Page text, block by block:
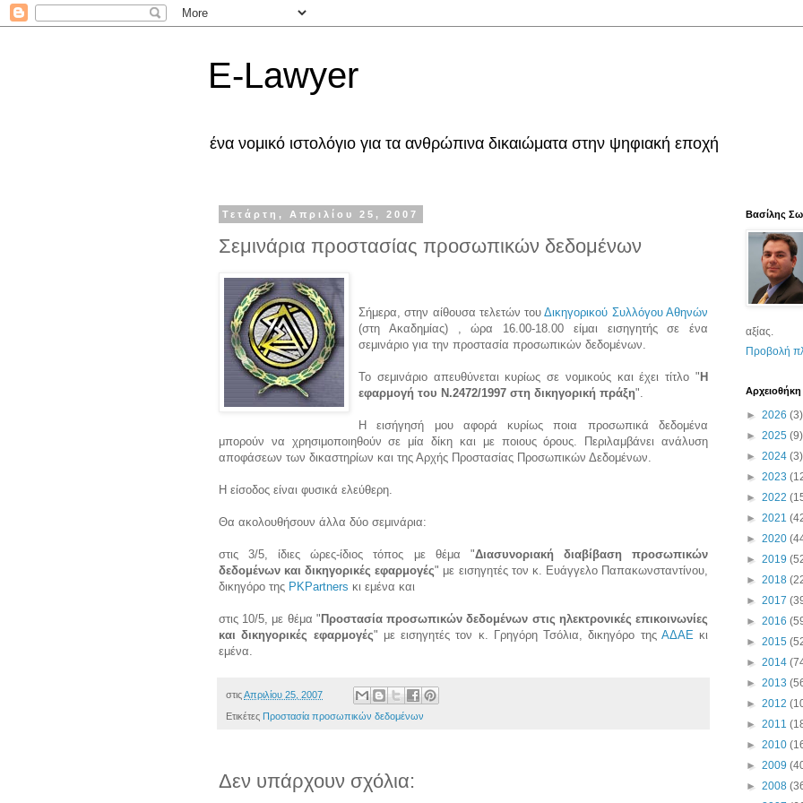
E-Lawyer
ένα νομικό ιστολόγιο για τα ανθρώπινα δικαιώματα στην ψηφιακή εποχή
Τετάρτη, Απριλίου 25, 2007
Σεμινάρια προστασίας προσωπικών δεδομένων
Σήμερα, στην αίθουσα τελετών τουΔικηγορικού Συλλόγου Αθηνών
(στη Ακαδημίας) , ώρα 16.00-18.00 είμαι εισηγητής σε ένα
σεμινάριο για την προστασία προσωπικών δεδομένων.
Το σεμινάριο απευθύνεται κυρίως σε νομικούς και έχει τίτλο "Η
εφαρμογή του Ν.2472/1997 στη δικηγορική πράξη".
H εισήγησή μου αφορά κυρίως ποια προσωπικά δεδομένα
μπορούν να χρησιμοποιηθούν σε μία δίκη και με ποιους όρους. Περιλαμβάνει ανάλυση
αποφάσεων των δικαστηρίων και της Αρχής Προστασίας Προσωπικών Δεδομένων.
Η είσοδος είναι φυσικά ελεύθερη.
Θα ακολουθήσουν άλλα δύο σεμινάρια:
στις 3/5, ίδιες ώρες-ίδιος τόπος με θέμα "Διασυνοριακή διαβίβαση προσωπικών
δεδομένων και δικηγορικές εφαρμογές" με εισηγητές τον κ. Ευάγγελο Παπακωνσταντίνου,
δικηγόρο της PKPartners κι εμένα και
στις 10/5, με θέμα "Προστασία προσωπικών δεδομένων στις ηλεκτρονικές επικοινωνίες
και δικηγορικές εφαρμογές" με εισηγητές τον κ. Γρηγόρη Τσόλια, δικηγόρο της ΑΔΑΕ κι
εμένα.
στιςΑπριλίου 25, 2007
Ετικέτες Προστασία προσωπικών δεδομένων
Δεν υπάρχουν σχόλια:
Βασίλης
αξίας.
Προβολή
Αρχειοθήκη
► 2026 (3)
► 2025 (9)
► 2024 (3)
► 2023
► 2022
► 2021
► 2020
► 2019
► 2018
► 2017
► 2016
► 2015
► 2014
► 2013
► 2012
► 2011
► 2010
► 2009
► 2008